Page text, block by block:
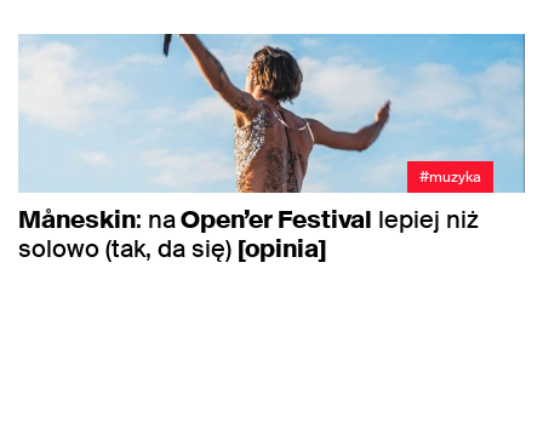
#muzyka
Måneskin: naOpen’er Festival lepiej niż
solowo (tak, da się) [opinia]